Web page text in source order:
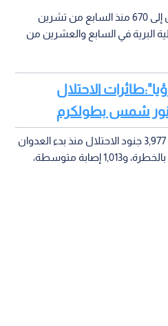
وارتفع عدد قتلى جيش الاحتلال إلى 670 منذ السابع من تشرين
منذ بدء العملية البرية في السابع والعشرين من
الاحتلال
شمس بطولكرم
وبحسب جيش الاحتلال، أصيب 3,977 جنود الاحتلال منذ بدء العدوان
على غزة، وصف حالة 595 منهم بالخطرة، و1,013 إصابة متوسطة،